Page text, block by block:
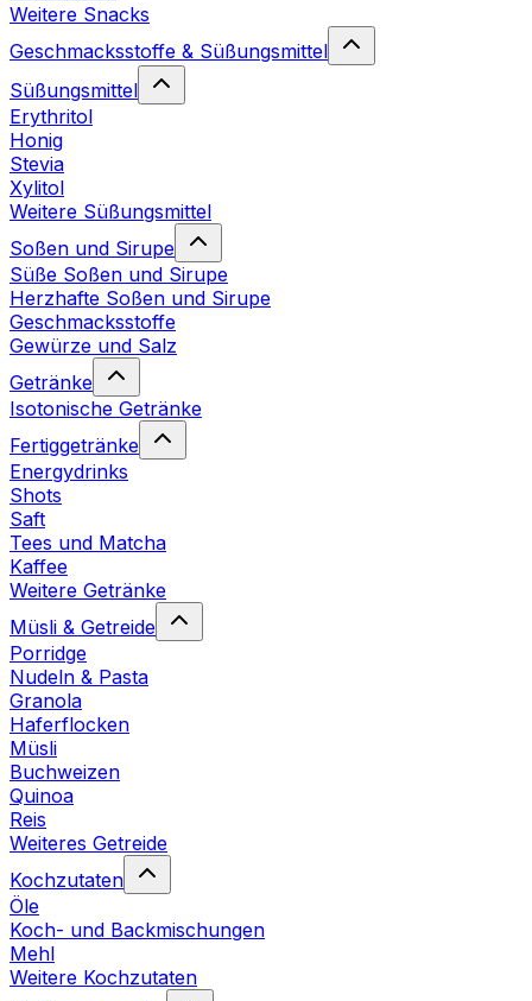
Weitere Snacks
Geschmacksstoffe & Süßungsmittel
Süßungsmittel
Erythritol
Honig
Stevia
Xylitol
Weitere Süßungsmittel
Soßen und Sirupe
Süße Soßen und Sirupe
Herzhafte Soßen und Sirupe
Geschmacksstoffe
Gewürze und Salz
Getränke
Isotonische Getränke
Fertiggetränke
Energydrinks
Shots
Saft
Tees und Matcha
Kaffee
Weitere Getränke
Müsli & Getreide
Porridge
Nudeln & Pasta
Granola
Haferflocken
Müsli
Buchweizen
Quinoa
Reis
Weiteres Getreide
Kochzutaten
Öle
Koch- und Backmischungen
Mehl
Weitere Kochzutaten